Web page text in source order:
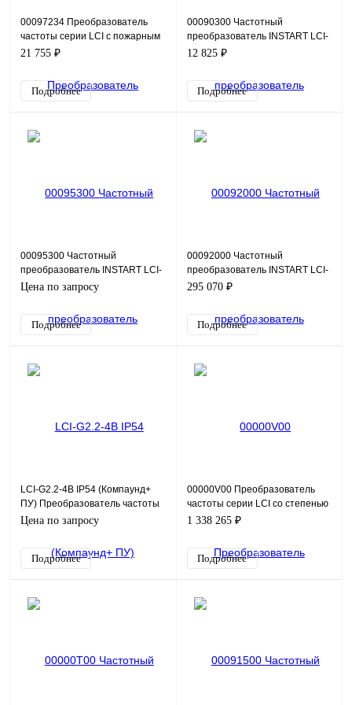
00097234 Преобразователь
частоты серии LCI с пожарным
режимом: LCI-G1.5/P2.2-4B+LCI-
21 755 ₽
Подробнее
00090300 Частотный
преобразователь INSTART LCI-
G1.5-2B (S), 220В, 1,5кВт, 7А
12 825 ₽
Подробнее
00095300 Частотный
преобразователь INSTART LCI-
G250-6, 660В, 250кВт, 465А
Цена по запросу
Подробнее
00092000 Частотный
преобразователь INSTART LCI-
G90/P110-4, 380В, 90кВт, 176А
295 070 ₽
Подробнее
LCI-G2.2-4B IP54 (Компаунд+
ПУ) Преобразователь частоты
LCI-G2.2-4B IP54 с покрытием
Цена по запросу
Подробнее
00000V00 Преобразователь
частоты серии LCI со степенью
защиты IP54: LCI-G315-4 IP54
1 338 265 ₽
Подробнее